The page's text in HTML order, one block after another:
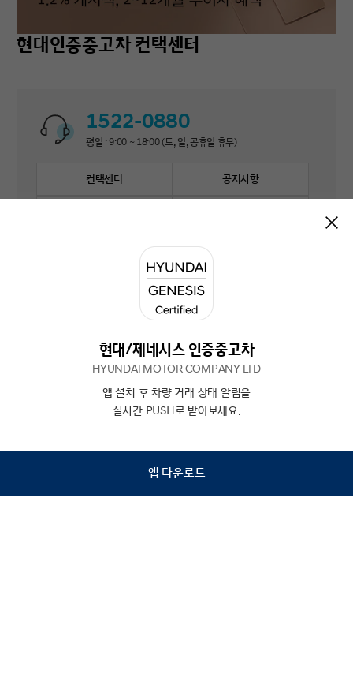
현대인증중고차 컨택센터
1522-0880
평일 : 9:00 ~ 18:00 (토, 일, 공휴일 휴무)
컨택센터 공지사항
검색
현대/제네시스 인증중고차
HYUNDAI MOTOR COMPANY LTD
앱 설치 후 차량 거래 상태 알림을
실시간 PUSH로 받아보세요.
앱 다운로드